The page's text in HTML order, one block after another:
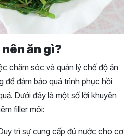
ăn gì?
chăm sóc và quản lý chế độ ăn
để đảm bảo quá trình phục hồi
Dưới đây là một số lời khuyên
filler môi:
trì sự cung cấp đủ nước cho cơ